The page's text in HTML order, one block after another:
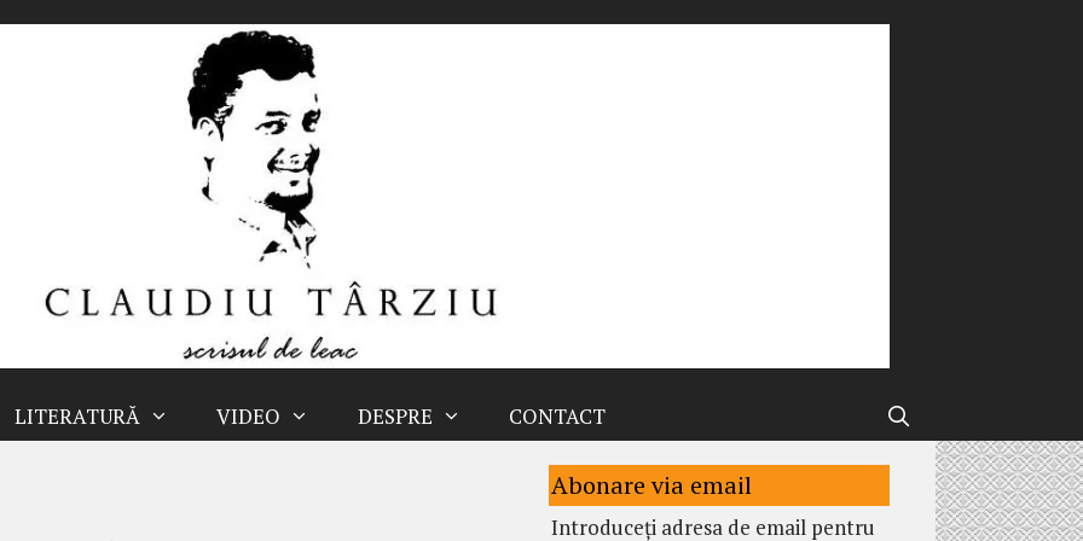
LITERATURĂ VIDEO DESPRE CONTACT
Abonare via email
Introduceți adresa de email pentru